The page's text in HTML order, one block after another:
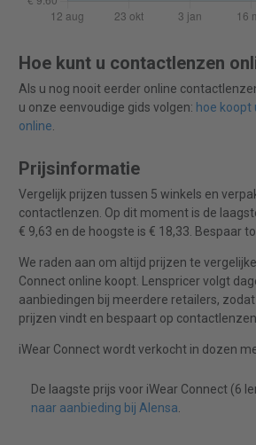
Hoe kunt u contactlenzen
Als u nog nooit eerder online
u onze eenvoudige gids volgen: hoe koopt
online.
Prijsinformatie
Vergelijk prijzen tussen 5 winkels en
contactlenzen. Op dit moment is de
€ 9,63 en de hoogste is € 18,33. Bespaar
We raden aan om altijd prijzen te
Connect online koopt. Lenspricer volgt
aanbiedingen bij meerdere retailers,
prijzen vindt en bespaart op
iWear Connect wordt verkocht in dozen
De laagste prijs voor iWear Connect (6
naar aanbieding bij Alensa.